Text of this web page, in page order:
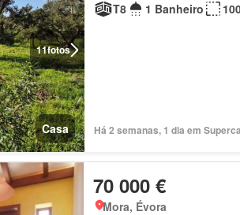
11fotos
Casa
T8
1 Banheiro
Há 2 semanas, 1 dia em
70 000 €
Mora, Évora